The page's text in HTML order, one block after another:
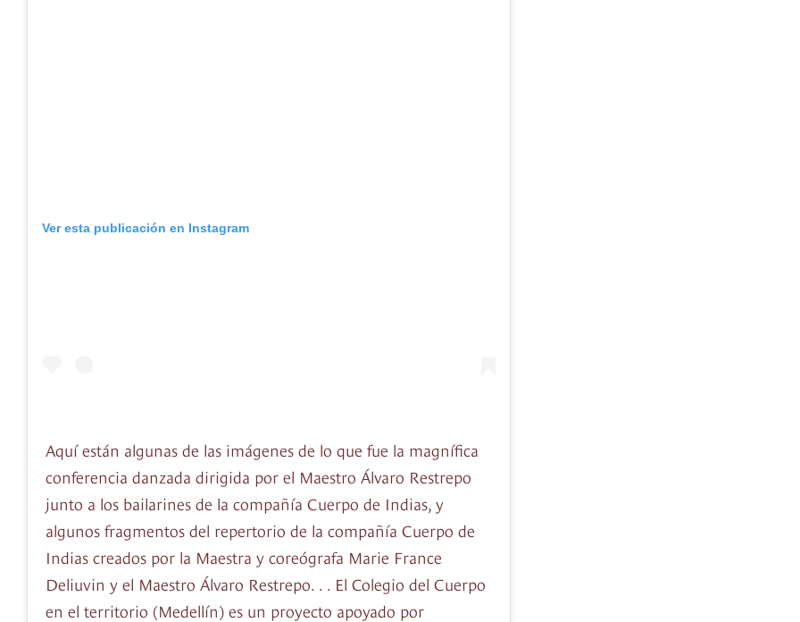
Ver esta publicación en Instagram
Aquí están algunas de las imágenes de lo que fue la magnífica
conferencia danzada dirigida por el Maestro Álvaro Restrepo
junto a los bailarines de la compañía Cuerpo de Indias, y
algunos fragmentos del repertorio de la compañía Cuerpo de
Indias creados por la Maestra y coreógrafa Marie France
Deliuvin y el Maestro Álvaro Restrepo. . . El Colegio del Cuerpo
en el territorio (Medellín) es un proyecto apoyado por